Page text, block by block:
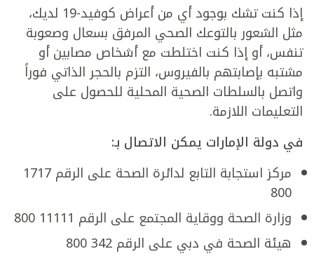
إذا كنت تشك بوجود أي من أعراض كوفيد-19 لديك،
مثل الشعور بالتوعك الصحي المرفق بسعال وصعوبة
تنفس، أو إذا كنت اختلطت مع أشخاص مصابين أو
مشتبه بإصابتهم بالفيروس، التزم بالحجر الذاتي فوراً
واتصل بالسلطات الصحية المحلية للحصول على
التعليمات اللازمة.
في دولة الإمارات يمكن الاتصال بـ:
مركز استجابة التابع لدائرة الصحة على الرقم 1717
800
وزارة الصحة ووقاية المجتمع على الرقم 11111 800
هيئة الصحة في دبي على الرقم 342 800